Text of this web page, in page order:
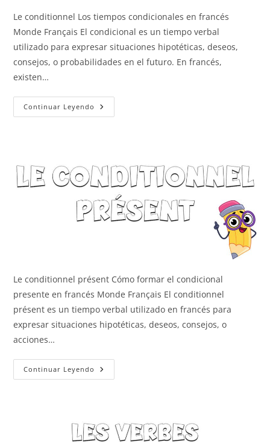
Le conditionnel Los tiempos condicionales en francés
Monde Français El condicional es un tiempo verbal
utilizado para expresar situaciones hipotéticas, deseos,
consejos, o probabilidades en el futuro. En francés,
existen…
Continuar Leyendo Le
Conditionnel
Le conditionnel présent Cómo formar el condicional
presente en francés Monde Français El conditionnel
présent es un tiempo verbal utilizado en francés para
expresar situaciones hipotéticas, deseos, consejos, o
acciones…
Continuar Leyendo Le
Conditionnel